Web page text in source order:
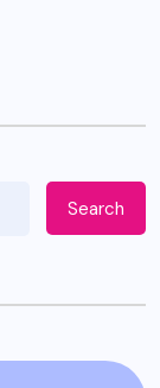
Search